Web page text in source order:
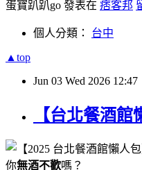
蛋寶趴趴go 發表在 痞客邦
個人分類： 台中
▲top
Jun 03 Wed 2026 12:47
【台北餐酒
你無酒不歡嗎？